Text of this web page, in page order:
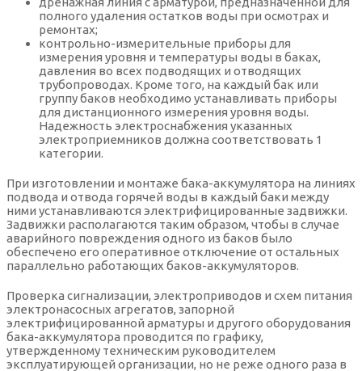
полного удаления остатков воды при осмотрах и
ремонтах;
контрольно-измерительные приборы для
измерения уровня и температуры воды в баках,
давления во всех подводящих и отводящих
трубопроводах. Кроме того, на каждый бак или
группу баков необходимо устанавливать приборы
для дистанционного измерения уровня воды.
Надежность электроснабжения указанных
электроприемников должна соответствовать 1
категории.
При изготовлении и монтаже бака-аккумулятора на линиях
подвода и отвода горячей воды в каждый баки между
ними устанавливаются электрифицированные задвижки.
Задвижки располагаются таким образом, чтобы в случае
аварийного повреждения одного из баков было
обеспечено его оперативное отключение от остальных
параллельно работающих баков-аккумуляторов.
Проверка сигнализации, электроприводов и схем питания
электронасосных агрегатов, запорной
электрифицированной арматуры и другого оборудования
бака-аккумулятора проводится по графику,
утвержденному техническим руководителем
эксплуатирующей организации, но не реже одного раза в